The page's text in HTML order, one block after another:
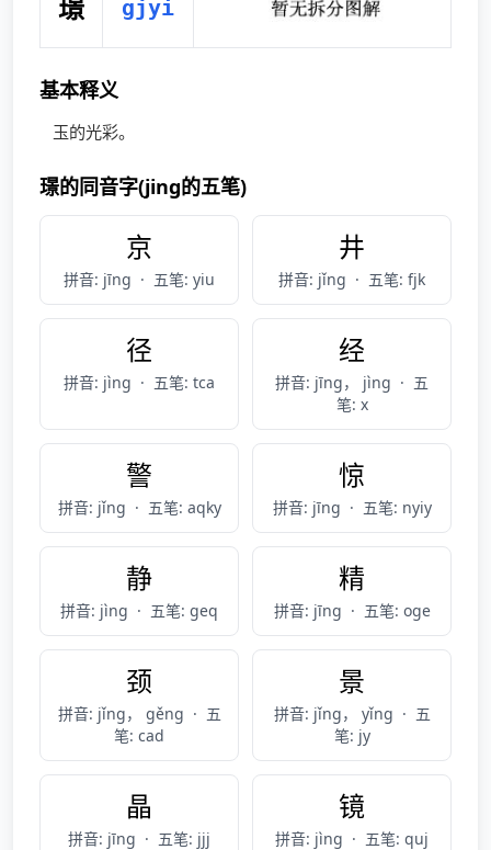
gjyi
基本释义
玉的光彩。
璟的同音字(jing的五笔)
京
拼音: jīng · 五笔: yiu
井
拼音: jǐng · 五笔: fjk
径
拼音: jìng · 五笔: tca
经
拼音: jīng， jìng · 五
笔: x
警
拼音: jǐng · 五笔: aqky
惊
拼音: jīng · 五笔: nyiy
静
拼音: jìng · 五笔: geq
精
拼音: jīng · 五笔: oge
颈
拼音: jǐng， gěng · 五
笔: cad
景
拼音: jǐng， yǐng · 五
笔: jy
晶
拼音: jīng · 五笔: jjj
镜
拼音: jìng · 五笔: quj